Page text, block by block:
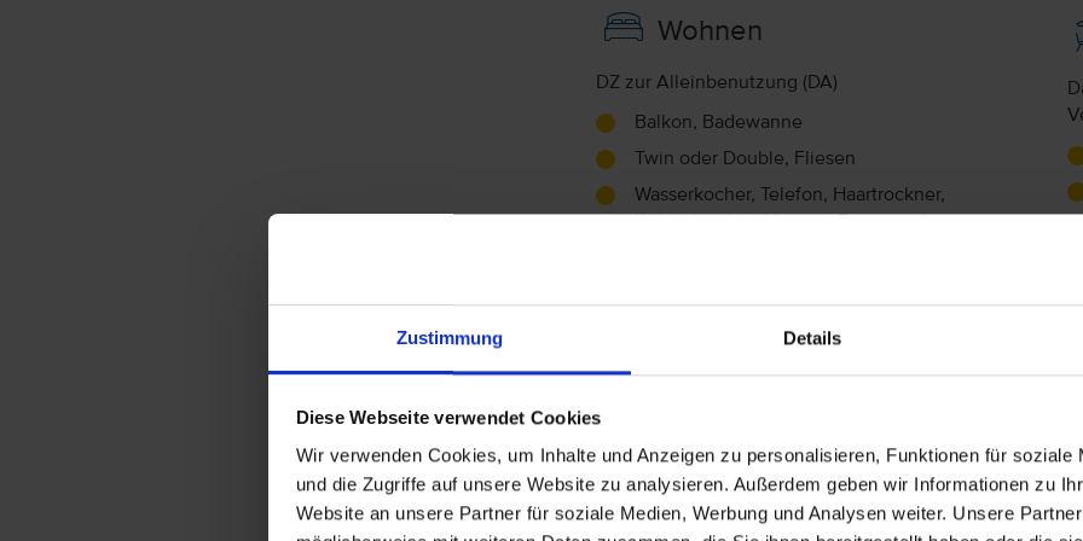
Zustimmung Details
Diese Webseite verwendet Cookies
Wir verwenden Cookies, um Inhalte und Anzeigen zu personalisieren, Funktionen für soziale
und die Zugriffe auf unsere Website zu analysieren. Außerdem geben wir Informationen zu
Website an unsere Partner für soziale Medien, Werbung und Analysen weiter. Unsere
Wohnen
DZ zur Alleinbenutzung (DA)
Balkon, Badewanne
Twin oder Double, Fliesen
Wasserkocher, Telefon, Haartrockner,
Kühlschrank (inklusive), Zimmersafe
saisonal verfügbar)
Doppelzimmer Meerblick (DZM)
Meerblick
Twin oder Double, Zustellbett, Fliesen
Wasserkocher, Telefon, Haartrockner,
Kühlschrank (inklusive), Zimmersafe